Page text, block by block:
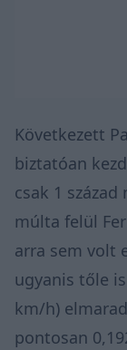
Következett
biztatóan
csak 1
múlta felül
arra sem volt
ugyanis tőle
km/h)
pontosan